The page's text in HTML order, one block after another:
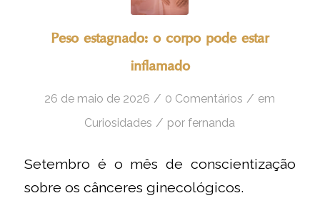
Peso estagnado: o corpo pode estar
inflamado
26 de maio de 2026 / 0 Comentários / em
Curiosidades / porfernanda
Setembro é o mês de conscientização
sobre os cânceres ginecológicos.